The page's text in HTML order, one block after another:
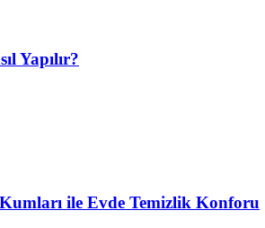
Yapılır?
ile Evde Temizlik Konforu